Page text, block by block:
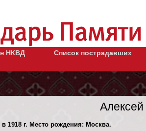
НКВД
Список пострадавших
Алексей
в 1918 г. Место рождения: Москва.